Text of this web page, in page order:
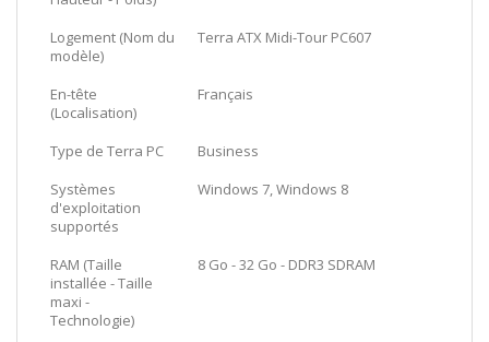
Logement (Nom du
modèle)
Terra ATX Midi-Tour PC607
En-tête
(Localisation)
Français
Type de Terra PC
Business
Systèmes
d'exploitation
supportés
Windows 7, Windows 8
RAM (Taille
installée - Taille
maxi -
Technologie)
8 Go - 32 Go - DDR3 SDRAM